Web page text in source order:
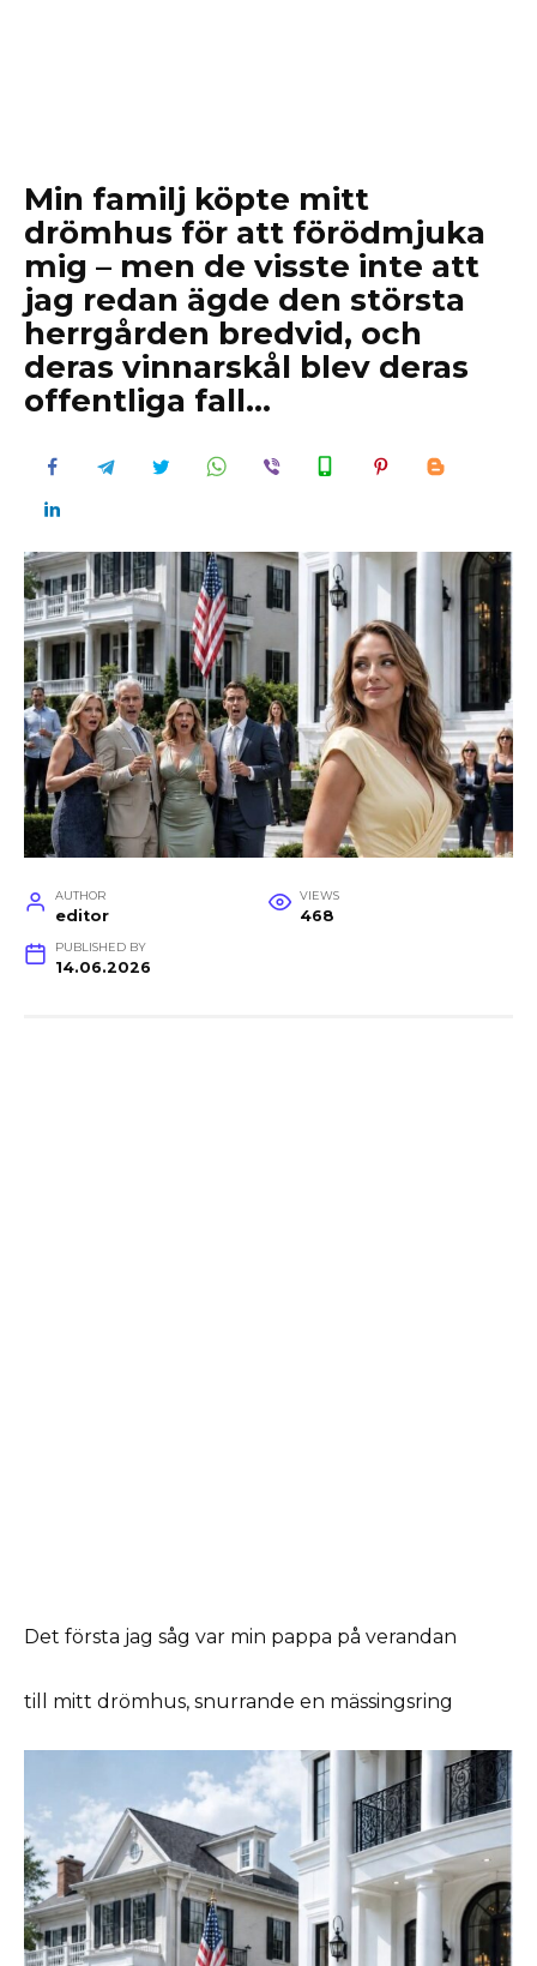
Min familj köpte mitt
drömhus för att förödmjuka
mig – men de visste inte att
jag redan ägde den största
herrgården bredvid, och
deras vinnarskål blev deras
offentliga fall…
AUTHOR
editor
VIEWS
468
PUBLISHED BY
14.06.2026
Det första jag såg var min pappa på verandan
till mitt drömhus, snurrande en mässingsring